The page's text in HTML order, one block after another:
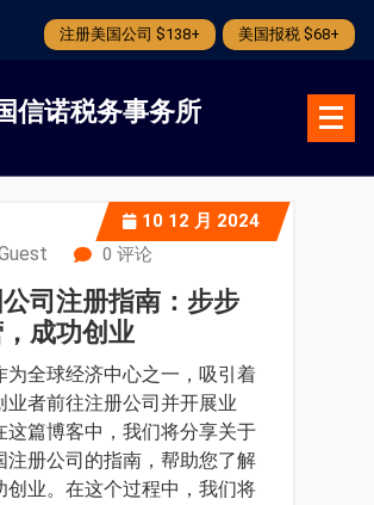
注册美国公司 $138+ 美国报税 $68+
信诺税务事务所
10 12 月 2024
0 评论
司注册指南：步步
成功创业
为全球经济中心之一，吸引着
业者前往注册公司并开展业
这篇博客中，我们将分享关于
注册公司的指南，帮助您了解
创业。在这个过程中，我们将